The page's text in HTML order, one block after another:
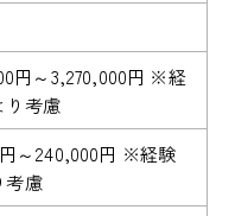
円～3,270,000円 ※経
り考慮
～240,000円 ※経験
考慮